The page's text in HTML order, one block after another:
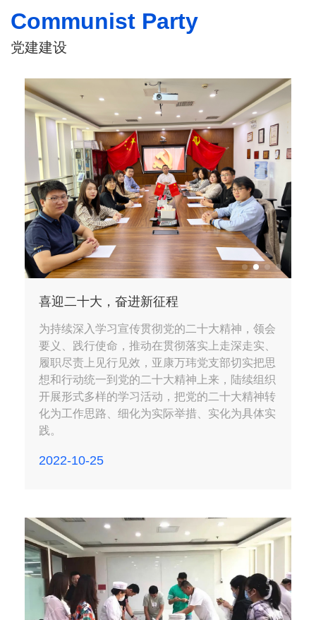
Communist Party
党建建设
喜迎二十大，奋进新征程
为持续深入学习宣传贯彻党的二十大精神，领会
要义、践行使命，推动在贯彻落实上走深走实、
履职尽责上见行见效，亚康万玮党支部切实把思
想和行动统一到党的二十大精神上来，陆续组织
开展形式多样的学习活动，把党的二十大精神转
化为工作思路、细化为实际举措、实化为具体实
践。
2022-10-25